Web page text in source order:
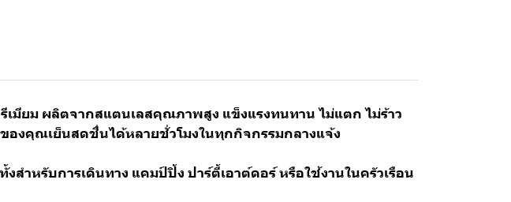
ยม ผลิตจากสแตนเลสคุณภาพสูง แข็งแรงทนทาน ไม่แตก ไม่ร้าว
องคุณเย็นสดชื่นได้หลายชั่วโมงในทุกกิจกรรมกลางแจ้ง
ำหรับการเดินทาง แคมป์ปิ้ง ปาร์ตี้เอาต์ดอร์ หรือใช้งานในครัวเรือน